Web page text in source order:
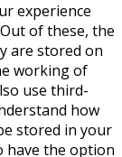
experience
of these, the
are stored on
working of
use third-
how
stored in your
have the option